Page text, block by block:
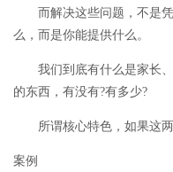
而解决这些问题，不是凭
么，而是你能提供什么。
我们到底有什么是家长、
的东西，有没有?有多少?
所谓核心特色，如果这两
案例